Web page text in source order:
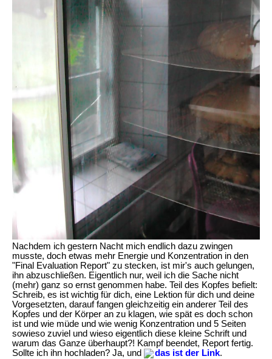
Nachdem ich gestern Nacht mich endlich dazu zwingen
musste, doch etwas mehr Energie und Konzentration in den
"Final Evaluation Report" zu stecken, ist mir's auch gelungen,
ihn abzuschließen. Eigentlich nur, weil ich die Sache nicht
(mehr) ganz so ernst genommen habe. Teil des Kopfes befielt:
Schreib, es ist wichtig für dich, eine Lektion für dich und deine
Vorgesetzten, darauf fangen gleichzeitig ein anderer Teil des
Kopfes und der Körper an zu klagen, wie spät es doch schon
ist und wie müde und wie wenig Konzentration und 5 Seiten
sowieso zuviel und wieso eigentlich diese kleine Schrift und
warum das Ganze überhaupt?! Kampf beendet, Report fertig.
Sollte ich ihn hochladen? Ja, und
das ist der Link.